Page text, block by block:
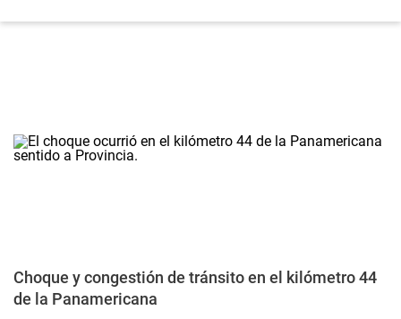
Choque y congestión de tránsito en el kilómetro 44
de la Panamericana